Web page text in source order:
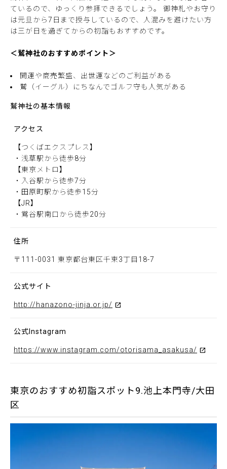
ているので、ゆっくり参拝できるでしょう。 御神札やお守り
は元旦から7日まで授与しているので、人混みを避けたい方
は三が日を過ぎてからの初詣もおすすめです。
＜鷲神社のおすすめポイント＞
開運や商売繁盛、出世運などのご利益がある
鷲（イーグル）にちなんでゴルフ守も人気がある
鷲神社の基本情報
アクセス
【つくばエクスプレス】
・浅草駅から徒歩8分
【東京メトロ】
・入谷駅から徒歩7分
・田原町駅から徒歩15分
【JR】
・鴬谷駅南口から徒歩20分
住所
〒111-0031 東京都台東区千束3丁目18-7
公式サイト
http://hanazono-jinja.or.jp/
公式Instagram
https://www.instagram.com/otorisama_asakusa/
東京のおすすめ初詣スポット9.池上本門寺/大田
区